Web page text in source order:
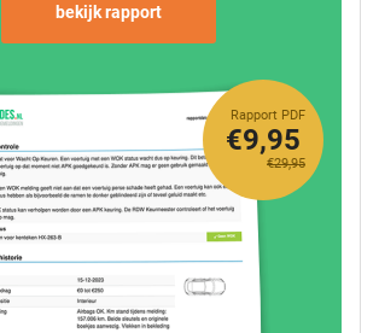
bekijk rapport
Rapport PDF
€29,95
€9,95